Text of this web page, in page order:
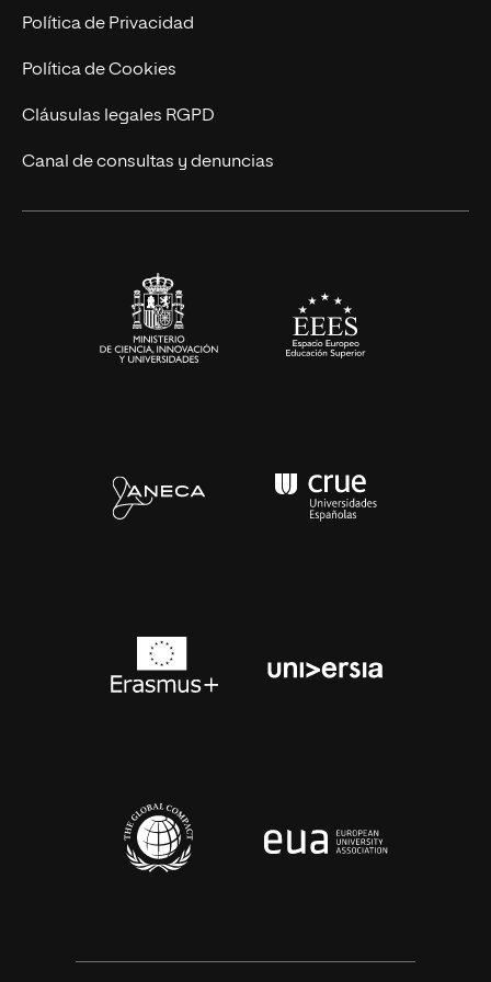
Postgrados
Cursos Universitarios
Trabaja en UNIR
Actualidad
UNIR Revista
Eventos
Política de Privacidad
Política de Cookies
Cláusulas legales RGPD
Canal de consultas y denuncias